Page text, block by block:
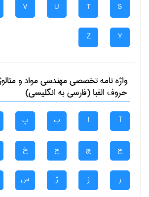
S
T
U
V
Y
Z
واژه نامه تخصصیمهندسی مواد و
حروف الفبا (فارسی به انگلیسی)
آ ا ب پ
ج چ ح خ
ر ز ژ س